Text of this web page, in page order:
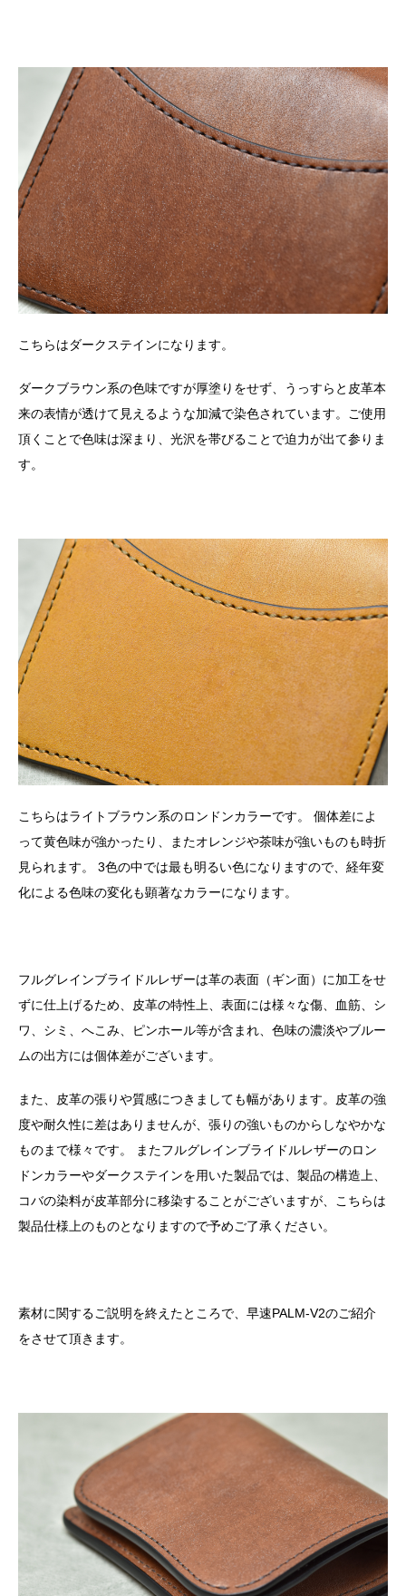
こちらはダークステインになります。
ダークブラウン系の色味ですが厚塗りをせず、うっすらと皮革本
来の表情が透けて見えるような加減で染色されています。ご使用
頂くことで色味は深まり、光沢を帯びることで迫力が出て参りま
す。
こちらはライトブラウン系のロンドンカラーです。 個体差によ
って黄色味が強かったり、またオレンジや茶味が強いものも時折
見られます。 3色の中では最も明るい色になりますので、経年変
化による色味の変化も顕著なカラーになります。
フルグレインブライドルレザーは革の表面（ギン面）に加工をせ
ずに仕上げるため、皮革の特性上、表面には様々な傷、血筋、シ
ワ、シミ、へこみ、ピンホール等が含まれ、色味の濃淡やブルー
ムの出方には個体差がございます。
また、皮革の張りや質感につきましても幅があります。皮革の強
度や耐久性に差はありませんが、張りの強いものからしなやかな
ものまで様々です。 またフルグレインブライドルレザーのロン
ドンカラーやダークステインを用いた製品では、製品の構造上、
コバの染料が皮革部分に移染することがございますが、こちらは
製品仕様上のものとなりますので予めご了承ください。
素材に関するご説明を終えたところで、早速PALM-V2のご紹介
をさせて頂きます。